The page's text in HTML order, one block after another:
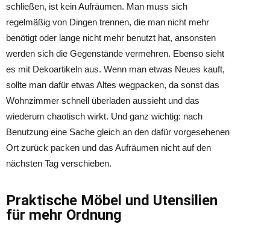
schließen, ist kein Aufräumen. Man muss sich
regelmäßig von Dingen trennen, die man nicht mehr
benötigt oder lange nicht mehr benutzt hat, ansonsten
werden sich die Gegenstände vermehren. Ebenso sieht
es mit Dekoartikeln aus. Wenn man etwas Neues kauft,
sollte man dafür etwas Altes wegpacken, da sonst das
Wohnzimmer schnell überladen aussieht und das
wiederum chaotisch wirkt. Und ganz wichtig: nach
Benutzung eine Sache gleich an den dafür vorgesehenen
Ort zurück packen und das Aufräumen nicht auf den
nächsten Tag verschieben.
Praktische Möbel und Utensilien
für mehr Ordnung